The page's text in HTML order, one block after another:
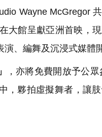
Wayne McGregor
大館呈獻亞洲首映，
、編舞及沉浸式媒體
，亦將免費開放予公
，夥拍虛擬舞者，讓